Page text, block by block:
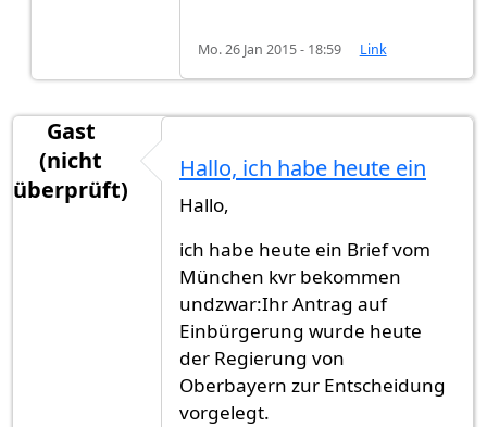
Mo. 26 Jan 2015 - 18:59 Link
Gast
(nicht
überprüft)
Hallo, ich habe heute ein
Hallo,
ich habe heute ein Brief vom
München kvr bekommen
undzwar:Ihr Antrag auf
Einbürgerung wurde heute
der Regierung von
Oberbayern zur Entscheidung
vorgelegt.